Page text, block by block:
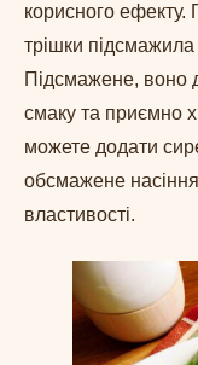
корисного
трішки підсмажила
Підсмажене, воно
смаку та приємно
можете додати
обсмажене
властивості.